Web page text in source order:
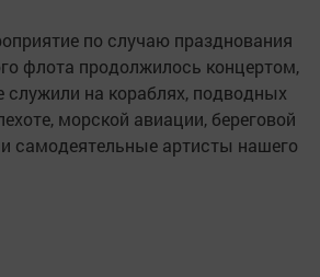
по случаю празднования
флота продолжилось концертом,
служили на кораблях, подводных
морской авиации, береговой
самодеятельные артисты нашего